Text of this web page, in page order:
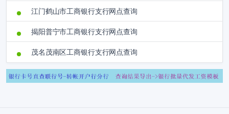
江门鹤山市工商银行支行网点查询
揭阳普宁市工商银行支行网点查询
茂名茂南区工商银行支行网点查询